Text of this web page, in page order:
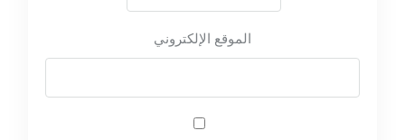
الموقع الإلكتروني